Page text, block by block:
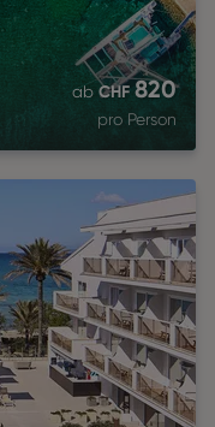
ab CHF 820
pro Person